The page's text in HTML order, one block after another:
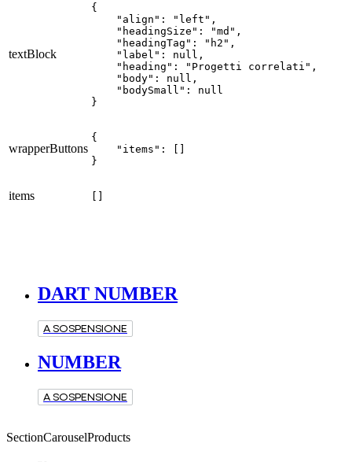
textBlock
{
    "align": "left",
    "headingSize": "md",
    "headingTag": "h2",
    "label": null,
    "heading": "Progetti correlati",
    "body": null,
    "bodySmall": null
}
wrapperButtons
{
    "items": []
}
items
DART NUMBER
A SOSPENSIONE
NUMBER
A SOSPENSIONE
SectionCarouselProducts